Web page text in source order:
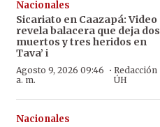
Nacionales
Sicariato en Caazapá: Video
revela balacera que deja dos
muertos y tres heridos en
Tava’ i
Agosto 9, 2026 09:46
a. m.
·Redacción
ÚH
Nacionales